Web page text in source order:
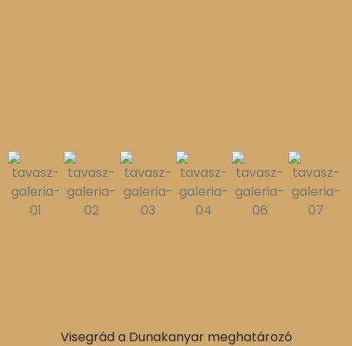
Visegrád a Dunakanyar meghatározó